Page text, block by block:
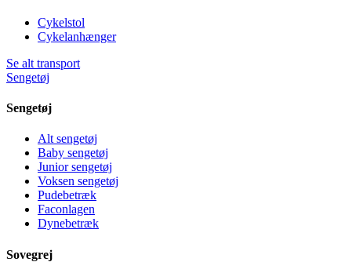
Cykelstol
Cykelanhænger
Se alt transport
Sengetøj
Sengetøj
Alt sengetøj
Baby sengetøj
Junior sengetøj
Voksen sengetøj
Pudebetræk
Faconlagen
Dynebetræk
Sovegrej